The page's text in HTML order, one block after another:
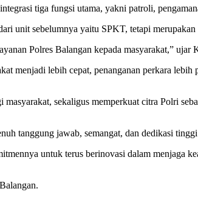
tiga fungsi utama, yakni patroli,
unit sebelumnya yaitu SPKT, tetapi
Polres Balangan kepada masyarakat,” ujar
menjadi lebih cepat, penanganan perkara
sekaligus memperkuat citra Polri
tanggung jawab, semangat, dan dedikasi
untuk terus berinovasi dalam menjaga